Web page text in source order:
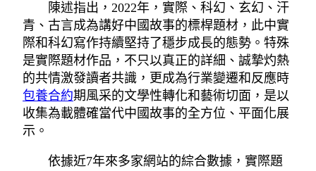
陳述指出，2022年，實際、科幻、玄幻、汗
青、古言成為講好中國故事的標桿題材，此中實
際和科幻寫作持續堅持了穩步成長的態勢。特殊
是實際題材作品，不只以真正的詳細、誠摯灼熱
的共情激發讀者共識，更成為行業變遷和反應時
包養合約期風采的文學性轉化和藝術切面，是以
收集為載體確當代中國故事的全方位、平面化展
示。
依據近7年來多家網站的綜合數據，實際題